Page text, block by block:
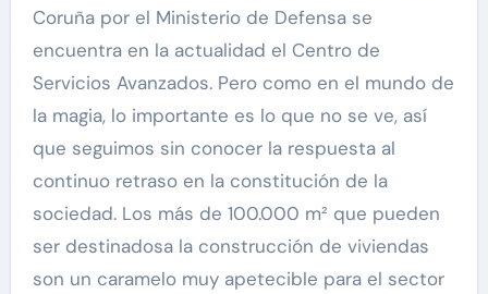
Coruña por el Ministerio de Defensa se
encuentra en la actualidad el Centro de
Servicios Avanzados. Pero como en el mundo de
la magia, lo importante es lo que no se ve, así
que seguimos sin conocer la respuesta al
continuo retraso en la constitución de la
sociedad. Los más de 100.000 m² que pueden
ser destinadosa la construcción de viviendas
son un caramelo muy apetecible para el sector